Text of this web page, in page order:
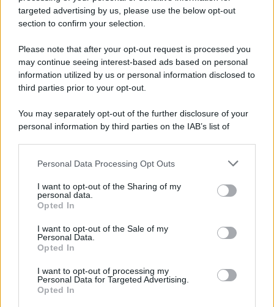
targeted advertising by us, please use the below opt-out
section to confirm your selection.
Please note that after your opt-out request is processed you
may continue seeing interest-based ads based on personal
information utilized by us or personal information disclosed to
third parties prior to your opt-out.
You may separately opt-out of the further disclosure of your
personal information by third parties on the IAB’s list of
This information may also be disclosed by us to third parties
disclose it to other third parties.
Please note that this website/app uses one or more Google
services and may gather and store information including but
not limited to your visit or usage behaviour. You may click to
grant or deny consent to Google and its third-party tags to
consent section.
Personal Data Processing Opt Outs
I want to opt-out of the Sharing of my
personal data.
Opted In
I want to opt-out of the Sale of my
Personal Data.
Opted In
I want to opt-out of processing my
Personal Data for Targeted Advertising.
Opted In
LEGGI GRATIS IL NOSTRO EBOOK
Categorie
Dizionario dei Sogni – B
Dizionario dei Sogni – C
Dizionario dei Sogni – D
Dizionario dei Sogni – E
Dizionario dei Sogni – F
Dizionario dei Sogni – G
Dizionario dei Sogni – I